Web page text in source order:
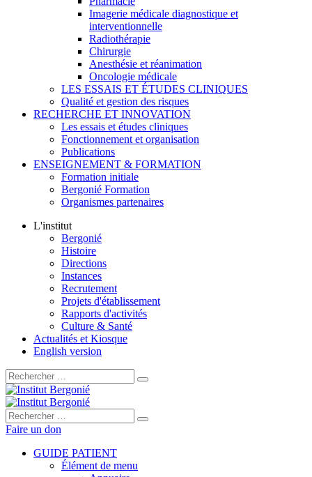
Imagerie médicale diagnostique et
interventionnelle
Radiothérapie
Chirurgie
Anesthésie et réanimation
Oncologie médicale
LES ESSAIS ET ÉTUDES CLINIQUES
Qualité et gestion des risques
RECHERCHE ET INNOVATION
Les essais et études cliniques
Fonctionnement et organisation
Publications
ENSEIGNEMENT & FORMATION
Formation initiale
Bergonié Formation
Organismes partenaires
L'institut
Bergonié
Histoire
Directions
Instances
Recrutement
Projets d'établissement
Rapports d'activités
Culture & Santé
Actualités et Kiosque
English version
Rechercher :
Rechercher :
Faire un don
GUIDE PATIENT
Élément de menu